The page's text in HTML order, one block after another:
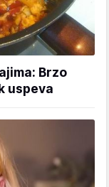
Brzo
uspeva